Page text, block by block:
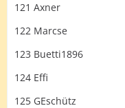
121 Axner
122 Marcse
123 Buetti1896
124 Effi
125 GEschütz